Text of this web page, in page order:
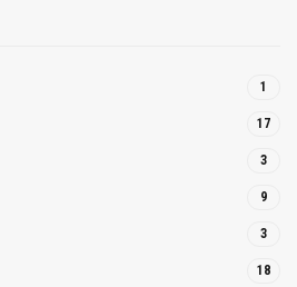
1
17
3
9
3
18